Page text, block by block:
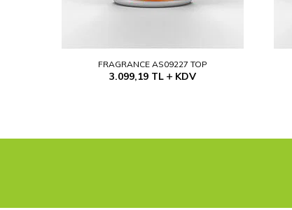
FRAGRANCE AS09227 TOP
3.099,19 TL KDV